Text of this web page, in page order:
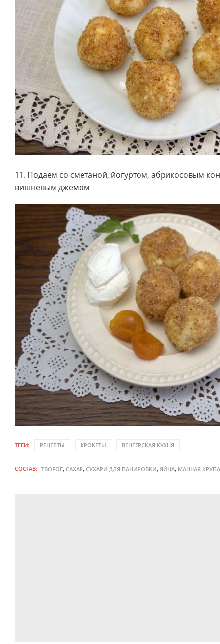
11. Подаем со сметаной, йогуртом, абрикосовым
вишневым джемом
ТЕГИ: РЕЦЕПТЫ КРОКЕТЫ ВЕНГЕРСКАЯ КУХНЯ
СОСТАВ: ТВОРОГ, САХАР, СУХАРИ ДЛЯ ПАНИРОВКИ, ЯЙЦА, МАННАЯ КРУПА